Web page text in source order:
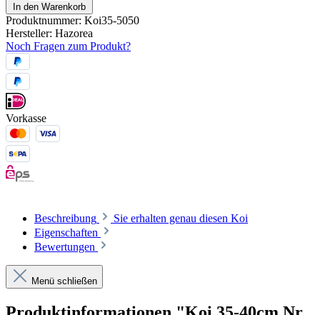
In den Warenkorb
Produktnummer: Koi35-5050
Hersteller: Hazorea
Noch Fragen zum Produkt?
Vorkasse
Beschreibung
Sie erhalten genau diesen Koi
Eigenschaften
Bewertungen
Menü schließen